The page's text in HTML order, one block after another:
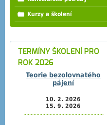
Kurzy a školení
TERMÍNY ŠKOLENÍ PRO
ROK 2026
Teorie bezolovnatého
pájení
10. 2. 2026
15. 9. 2026
.......................................................